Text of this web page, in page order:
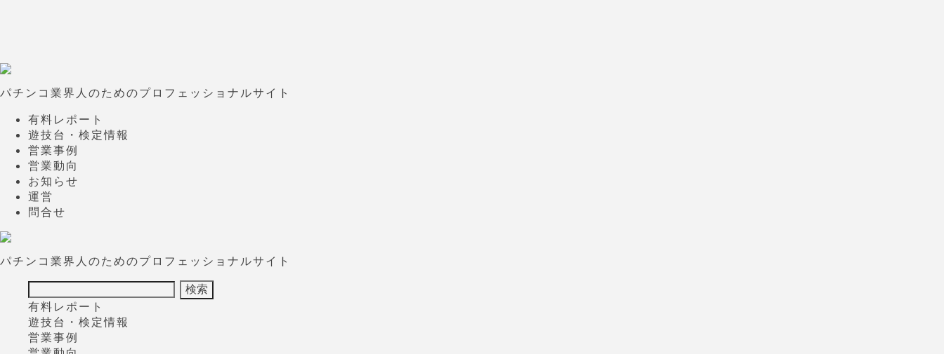
パチンコ業界人のためのプロフェッショナルサイト
有料レポート
遊技台・検定情報
営業事例
営業動向
お知らせ
運営
問合せ
パチンコ業界人のためのプロフェッショナルサイト
有料レポート
遊技台・検定情報
営業事例